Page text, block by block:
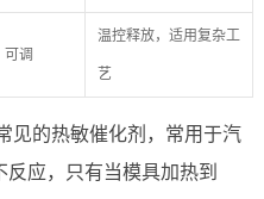
可调
温控释放，适用复杂工
艺
见的热敏催化剂，常用于汽
应，只有当模具加热到